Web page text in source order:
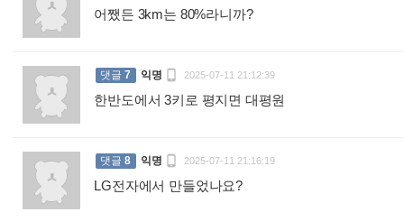
어쨌든 3km는 80%라니까?
댓글 7 익명  2025-07-11 21:12:39
한반도에서 3키로 평지면 대평원
댓글 8 익명  2025-07-11 21:16:19
LG전자에서 만들었나요?